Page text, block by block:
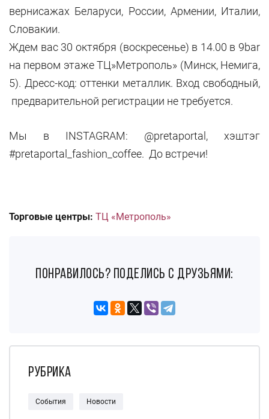
вернисажах Беларуси, России, Армении, Италии,
Словакии.
Ждем вас 30 октября (воскресенье) в 14.00 в 9bar
на первом этаже ТЦ»Метрополь» (Минск, Немига,
5). Дресс-код: оттенки металлик. Вход свободный,
предварительной регистрации не требуется.
Мы в INSTAGRAM: @pretaportal, хэштэг
#pretaportal_fashion_coffee. До встречи!
Торговые центры: ТЦ «Метрополь»
понравилось? поделись с друзьями:
Рубрика
События Новости